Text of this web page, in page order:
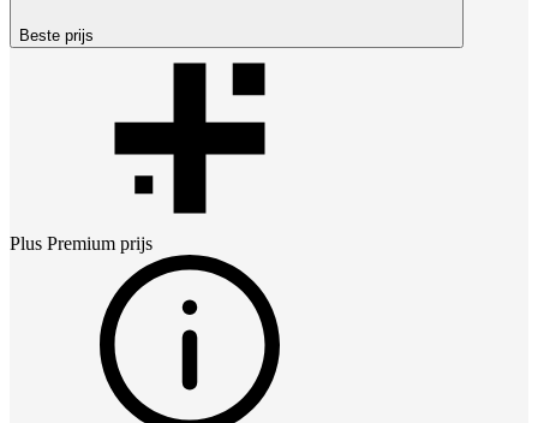
Beste prijs
Plus Premium prijs